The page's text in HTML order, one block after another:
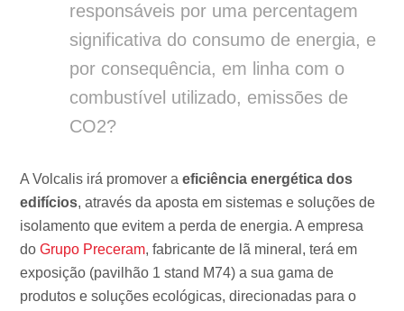
responsáveis por uma percentagem
significativa do consumo de energia, e
por consequência, em linha com o
combustível utilizado, emissões de
CO2?
A Volcalis irá promover aeficiência energética dos
edifícios, através da aposta em sistemas e soluções de
isolamento que evitem a perda de energia. A empresa
doGrupo Preceram, fabricante de lã mineral, terá em
exposição (pavilhão 1 stand M74) a sua gama de
produtos e soluções ecológicas, direcionadas para o